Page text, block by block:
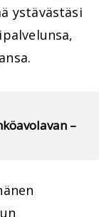
ystävästäsi
–